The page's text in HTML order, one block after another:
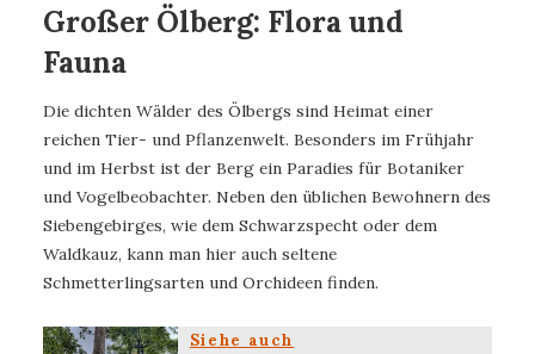
Großer Ölberg: Flora und
Fauna
Die dichten Wälder des Ölbergs sind Heimat einer
reichen Tier- und Pflanzenwelt. Besonders im Frühjahr
und im Herbst ist der Berg ein Paradies für Botaniker
und Vogelbeobachter. Neben den üblichen Bewohnern des
Siebengebirges, wie dem Schwarzspecht oder dem
Waldkauz, kann man hier auch seltene
Schmetterlingsarten und Orchideen finden.
Siehe auch